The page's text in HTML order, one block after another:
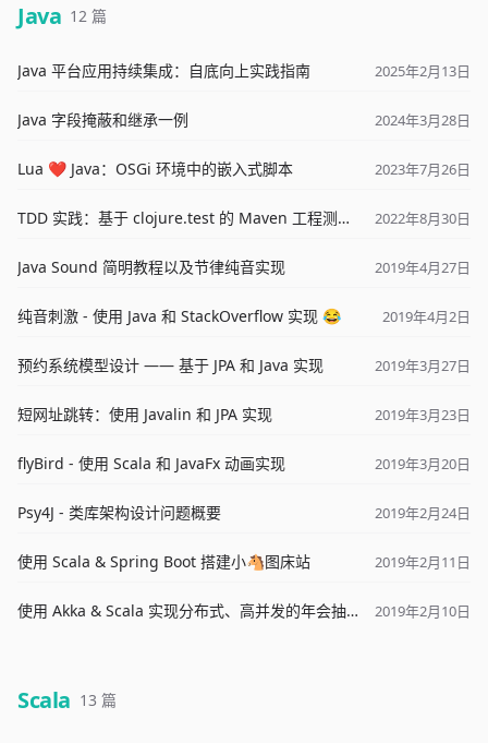
Java 12 篇
Java 平台应用持续集成：自底向上实践指南 2025年2月13日
Java 字段掩蔽和继承一例 2024年3月28日
Lua ❤ Java：OSGi 环境中的嵌入式脚本 2023年7月26日
TDD 实践：基于 clojure.test 的 Maven 工程测试环境 2022年8月30日
Java Sound 简明教程以及节律纯音实现 2019年4月27日
纯音刺激 - 使用 Java 和 StackOverflow 实现 😂 2019年4月2日
预约系统模型设计 —— 基于 JPA 和 Java 实现 2019年3月27日
短网址跳转：使用 Javalin 和 JPA 实现 2019年3月23日
flyBird - 使用 Scala 和 JavaFx 动画实现 2019年3月20日
Psy4J - 类库架构设计问题概要 2019年2月24日
使用 Scala & Spring Boot 搭建小🐴图床站 2019年2月11日
使用 Akka & Scala 实现分布式、高并发的年会抽奖系统 2019年2月10日
Scala 13 篇